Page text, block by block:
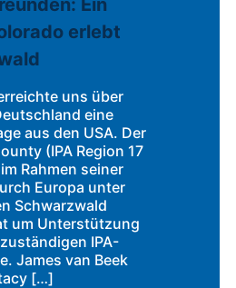
erlebt
uns über
eine
aus den USA. Der
(IPA Region 17
Rahmen seiner
Europa unter
Schwarzwald
um Unterstützung
IPA-
James van Beek
[…]